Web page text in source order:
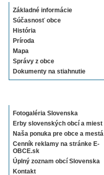
Základné informácie
Súčasnosť obce
História
Príroda
Mapa
Správy z obce
Dokumenty na stiahnutie
Fotogaléria Slovenska
Erby slovenských obcí a miest
Naša ponuka pre obce a mestá
Cenník reklamy na stránke E-
OBCE.sk
Úplný zoznam obcí Slovenska
Kontakt